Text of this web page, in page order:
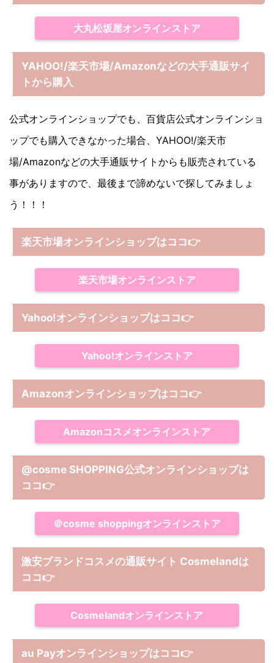
大丸松坂屋オンラインストア
YAHOO!/楽天市場/Amazonなどの大手通販サイ
トから購入
公式オンラインショップでも、百貨店公式オンラインショ
ップでも購入できなかった場合、YAHOO!/楽天市
場/Amazonなどの大手通販サイトからも販売されている
事がありますので、最後まで諦めないで探してみましょ
う！！！
楽天市場オンラインショップはココ👉
楽天市場オンラインストア
Yahoo!オンラインショップはココ👉
Yahoo!オンラインストア
Amazonオンラインショップはココ👉
Amazonコスメオンラインストア
@cosme SHOPPING公式オンラインショップは
ココ👉
＠cosme shoppingオンラインストア
激安ブランドコスメの通販サイト Cosmelandは
ココ👉
Cosmelandオンラインストア
au Payオンラインショップはココ👉